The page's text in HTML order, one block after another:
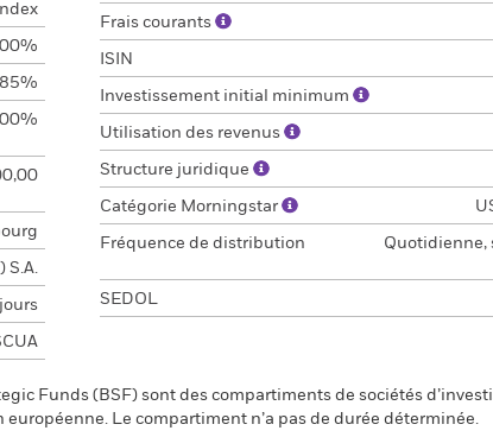
Index
S.A.
Frais courants
ISIN
Investissement initial minimum
Utilisation des revenus
Structure juridique
Catégorie Morningstar
Fréquence de distribution
Quotidienne,
SEDOL
Funds (BSF) sont des compartiments de sociétés
Le compartiment n’a pas de durée déterminée.